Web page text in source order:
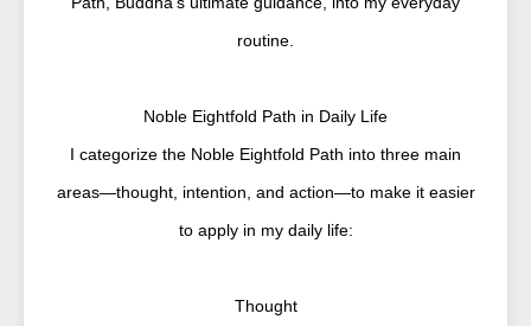
routine.
Noble Eightfold Path in Daily Life
I categorize the Noble Eightfold Path into three main
areas—thought, intention, and action—to make it easier
to apply in my daily life:
Thought